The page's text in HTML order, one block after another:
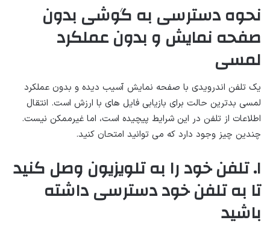
نحوه دسترسی به گوشی بدون
صفحه نمایش و بدون عملکرد
لمسی
یک تلفن اندرویدی با صفحه نمایش آسیب دیده و بدون عملکرد
لمسی بدترین حالت برای بازیابی فایل های با ارزش است. انتقال
اطلاعات از تلفن در این شرایط پیچیده است، اما غیرممکن نیست.
چندین چیز وجود دارد که می توانید امتحان کنید.
۱. تلفن خود را به تلویزیون وصل کنید
تا به تلفن خود دسترسی داشته
باشید